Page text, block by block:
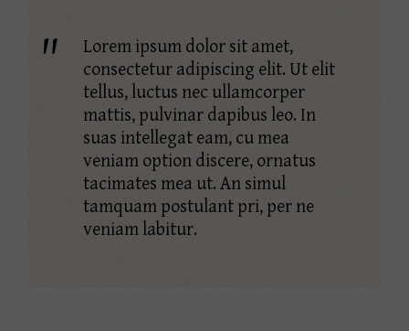
Lorem ipsum dolor sit amet,
consectetur adipiscing elit. Ut elit
tellus, luctus nec ullamcorper
mattis, pulvinar dapibus leo. In
suas intellegat eam, cu mea
veniam option discere, ornatus
tacimates mea ut. An simul
tamquam postulant pri, per ne
veniam labitur.